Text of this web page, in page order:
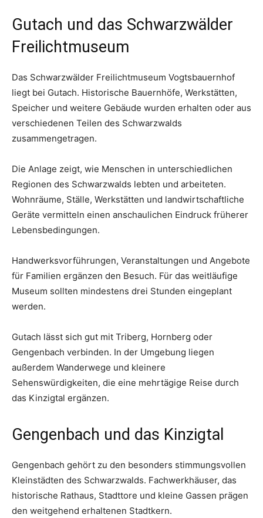
Gutach und das Schwarzwälder
Freilichtmuseum
Das Schwarzwälder Freilichtmuseum Vogtsbauernhof
liegt bei Gutach. Historische Bauernhöfe, Werkstätten,
Speicher und weitere Gebäude wurden erhalten oder aus
verschiedenen Teilen des Schwarzwalds
zusammengetragen.
Die Anlage zeigt, wie Menschen in unterschiedlichen
Regionen des Schwarzwalds lebten und arbeiteten.
Wohnräume, Ställe, Werkstätten und landwirtschaftliche
Geräte vermitteln einen anschaulichen Eindruck früherer
Lebensbedingungen.
Handwerksvorführungen, Veranstaltungen und Angebote
für Familien ergänzen den Besuch. Für das weitläufige
Museum sollten mindestens drei Stunden eingeplant
werden.
Gutach lässt sich gut mit Triberg, Hornberg oder
Gengenbach verbinden. In der Umgebung liegen
außerdem Wanderwege und kleinere
Sehenswürdigkeiten, die eine mehrtägige Reise durch
das Kinzigtal ergänzen.
Gengenbach und das Kinzigtal
Gengenbach gehört zu den besonders stimmungsvollen
Kleinstädten des Schwarzwalds. Fachwerkhäuser, das
historische Rathaus, Stadttore und kleine Gassen prägen
den weitgehend erhaltenen Stadtkern.